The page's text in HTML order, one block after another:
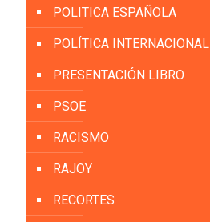
POLITICA ESPAÑOLA
POLÍTICA INTERNACIONAL
PRESENTACIÓN LIBRO
PSOE
RACISMO
RAJOY
RECORTES